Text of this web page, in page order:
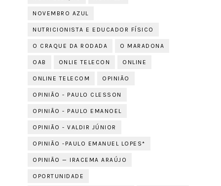
NOVEMBRO AZUL
NUTRICIONISTA E EDUCADOR FÍSICO
O CRAQUE DA RODADA O MARADONA
OAB ONLIE TELECON ONLINE
ONLINE TELECOM OPINIÃO
OPINIÃO - PAULO CLESSON
OPINIÃO - PAULO EMANOEL
OPINIÃO - VALDIR JÚNIOR
OPINIÃO -PAULO EMANUEL LOPES*
OPINIÃO — IRACEMA ARAÚJO
OPORTUNIDADE